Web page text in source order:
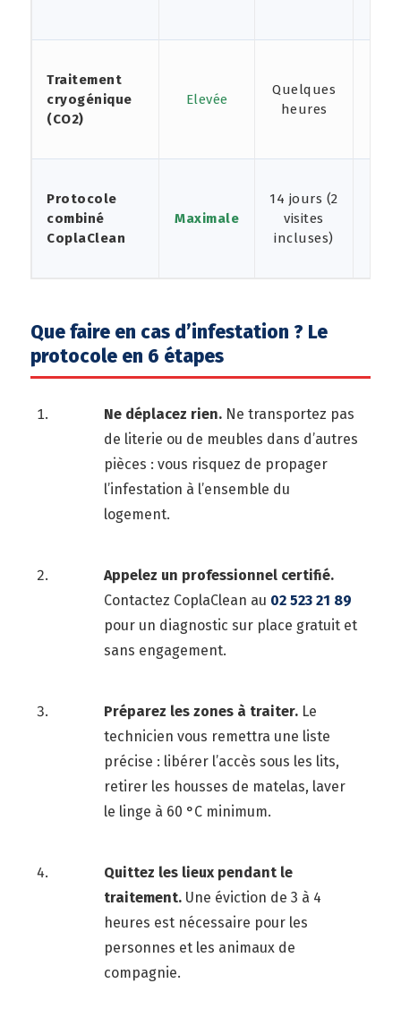
Traitement
cryogénique
(CO2)
Elevée
Quelques
heures
Protocole
combiné
CoplaClean
Maximale
14 jours (2
visites
incluses)
Que faire en cas d’infestation ? Le
protocole en 6 étapes
Ne déplacez rien. Ne transportez pas
de literie ou de meubles dans d’autres
pièces : vous risquez de propager
l’infestation à l’ensemble du
logement.
Appelez un professionnel certifié.
Contactez CoplaClean au 02 523 21 89
pour un diagnostic sur place gratuit et
sans engagement.
Préparez les zones à traiter. Le
technicien vous remettra une liste
précise : libérer l’accès sous les lits,
retirer les housses de matelas, laver
le linge à 60 °C minimum.
Quittez les lieux pendant le
traitement. Une éviction de 3 à 4
heures est nécessaire pour les
personnes et les animaux de
compagnie.